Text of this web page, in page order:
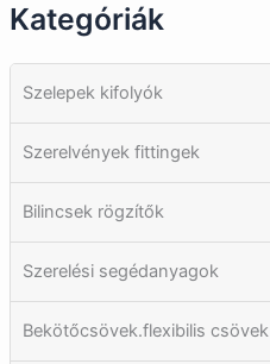
Kategóriák
Szelepek kifolyók
Szerelvények fittingek
Bilincsek rögzítők
Szerelési segédanyagok
Bekötőcsövek.flexibilis csövek